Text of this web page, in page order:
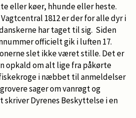
eller køer, hhunde eller heste.
1812 er der for alle dyr i
har taget til sig. Siden
officielt gik i luften 17.
slet ikke været stille. Det er
opkald om alt lige fra påkørte
i næbbet til anmeldelser
sager om vanrøgt og
skriver Dyrenes Beskyttelse i en